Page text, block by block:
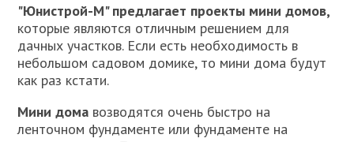
"Юнистрой-М" предлагает проекты мини домов,
которые являются отличным решением для
дачных участков. Если есть необходимость в
небольшом садовом домике, то мини дома будут
как раз кстати.
Мини дома возводятся очень быстро на
ленточном фундаменте или фундаменте на